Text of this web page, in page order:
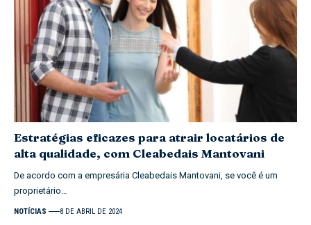
Estratégias eficazes para atrair locatários de
alta qualidade, com Cleabedais Mantovani
De acordo com a empresária Cleabedais Mantovani, se você é um
proprietário…
NOTÍCIAS 8 DE ABRIL DE 2024